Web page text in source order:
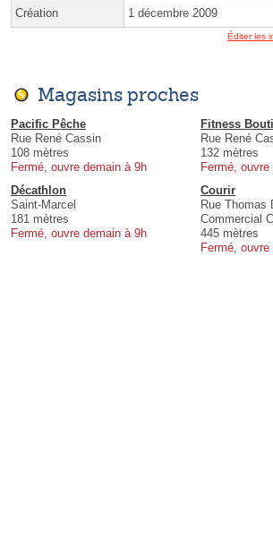
Création 1 décembre 2009
Éditer les
Magasins proches
Pacific Pêche
Rue René Cassin
108 mètres
Fermé, ouvre demain à 9h
Fitness
Rue René
132 mètres
Fermé,
Décathlon
Saint-Marcel
181 mètres
Fermé, ouvre demain à 9h
Courir
Rue Thomas
Commercial
445 mètres
Fermé,